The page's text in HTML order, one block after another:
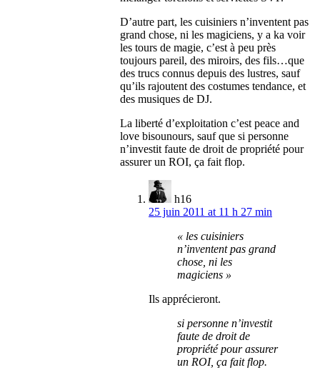
D’autre part, les cuisiniers n’inventent pas
grand chose, ni les magiciens, y a ka voir
les tours de magie, c’est à peu près
toujours pareil, des miroirs, des fils…que
des trucs connus depuis des lustres, sauf
qu’ils rajoutent des costumes tendance, et
des musiques de DJ.
La liberté d’exploitation c’est peace and
love bisounours, sauf que si personne
n’investit faute de droit de propriété pour
assurer un ROI, ça fait flop.
h16
25 juin 2011 at 11 h 27 min
« les cuisiniers
n’inventent pas grand
chose, ni les
magiciens »
Ils apprécieront.
si personne n’investit
faute de droit de
propriété pour assurer
un ROI, ça fait flop.